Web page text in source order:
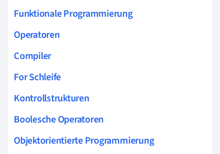
Funktionale Programmierung
Operatoren
Compiler
For Schleife
Kontrollstrukturen
Boolesche Operatoren
Objektorientierte Programmierung